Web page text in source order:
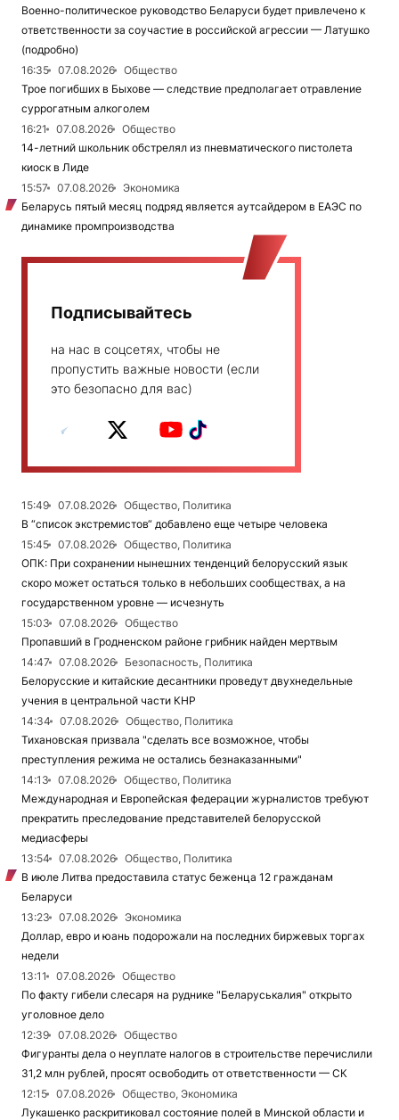
Военно-политическое руководство Беларуси будет привлечено к
ответственности за соучастие в российской агрессии — Латушко
(подробно)
16:35
07.08.2026
Общество
Трое погибших в Быхове — следствие предполагает отравление
суррогатным алкоголем
16:21
07.08.2026
Общество
14-летний школьник обстрелял из пневматического пистолета
киоск в Лиде
15:57
07.08.2026
Экономика
Беларусь пятый месяц подряд является аутсайдером в ЕАЭС по
динамике промпроизводства
Подписывайтесь
на нас в соцсетях, чтобы не
пропустить важные новости (если
это безопасно для вас)
15:49 07.08.2026
Общество, Политика
В “список экстремистов“ добавлено еще четыре человека
15:45
07.08.2026
Общество, Политика
ОПК: При сохранении нынешних тенденций белорусский язык
скоро может остаться только в небольших сообществах, а на
государственном уровне — исчезнуть
15:03
07.08.2026
Общество
Пропавший в Гродненском районе грибник найден мертвым
14:47
07.08.2026
Безопасность, Политика
Белорусские и китайские десантники проведут двухнедельные
учения в центральной части КНР
14:34
07.08.2026
Общество, Политика
Тихановская призвала "сделать все возможное, чтобы
преступления режима не остались безнаказанными"
14:13
07.08.2026
Общество, Политика
Международная и Европейская федерации журналистов требуют
прекратить преследование представителей белорусской
медиасферы
13:54
07.08.2026
Общество, Политика
В июле Литва предоставила статус беженца 12 гражданам
Беларуси
13:23
07.08.2026
Экономика
Доллар, евро и юань подорожали на последних биржевых торгах
недели
13:11
07.08.2026
Общество
По факту гибели слесаря на руднике "Беларуськалия" открыто
уголовное дело
12:39
07.08.2026
Общество
Фигуранты дела о неуплате налогов в строительстве перечислили
31,2 млн рублей, просят освободить от ответственности — СК
12:15
07.08.2026
Общество, Экономика
Лукашенко раскритиковал состояние полей в Минской области и